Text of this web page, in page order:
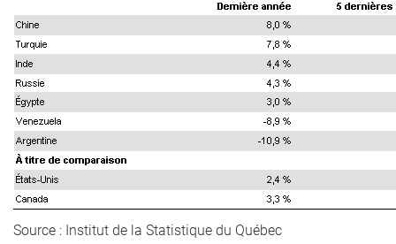
Source : Institut de la Statistique du Québec